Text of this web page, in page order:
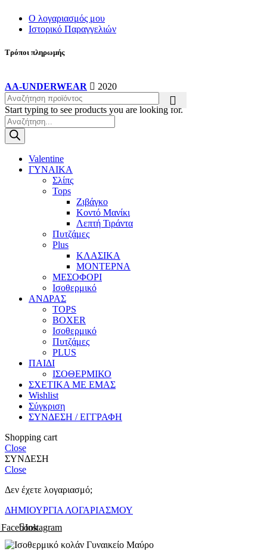
Ο λογαριασμός μου
Ιστορικό Παραγγελιών
Τρόποι πληρωμής
AA-UNDERWEAR 2020
Start typing to see products you are looking for.
Products
search
Valentine
ΓΥΝΑΙΚΑ
Σλίπς
Tops
Ζιβάγκο
Κοντό Μανίκι
Λεπτή Τιράντα
Πυτζάμες
Plus
ΚΛΑΣΙΚΑ
ΜΟΝΤΕΡΝΑ
ΜΕΣΟΦΟΡΙ
Ισοθερμικό
ΑΝΔΡΑΣ
TOPS
BOXER
Ισοθερμικό
Πυτζάμες
PLUS
ΠΑΙΔΙ
ΙΣΟΘΕΡΜΙΚΟ
ΣΧΕΤΙΚΑ ΜΕ ΕΜΑΣ
Wishlist
Σύγκριση
ΣΥΝΔΕΣΗ / ΕΓΓΡΑΦΗ
Shopping cart
Close
ΣΥΝΔΕΣΗ
Close
Δεν έχετε λογαριασμό;
ΔΗΜΙΟΥΡΓΙΑ ΛΟΓΑΡΙΑΣΜΟΥ
FacebookInstagram